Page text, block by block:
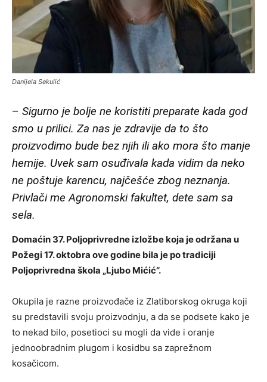
Danijela Sekulić
– Sigurno je bolje ne koristiti preparate kada god
smo u prilici. Za nas je zdravije da to što
proizvodimo bude bez njih ili ako mora što manje
hemije. Uvek sam osuđivala kada vidim da neko
ne poštuje karencu, najčešće zbog neznanja.
Privlači me Agronomski fakultet, dete sam sa
sela.
Domaćin 37. Poljoprivredne izložbe koja je održana u
Požegi 17. oktobra ove godine bila je po tradiciji
Poljoprivredna škola „Ljubo Mićić“.
Okupila je razne proizvođače iz Zlatiborskog okruga koji
su predstavili svoju proizvodnju, a da se podsete kako je
to nekad bilo, posetioci su mogli da vide i oranje
jednoobradnim plugom i kosidbu sa zaprežnom
kosačicom.